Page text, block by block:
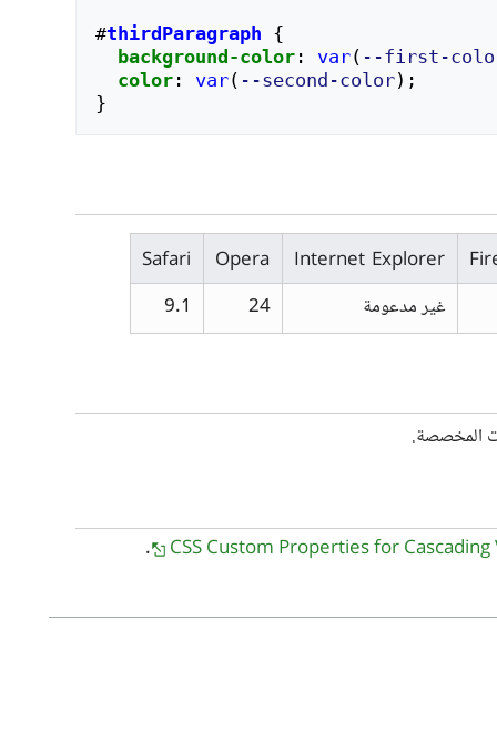
#thirdParagraph {
background-color: var( --first-
color: var( --second-color);
}
Internet Explorer
Opera
Safari
غير مدعومة 24
9.1
المخصصة.
CSS Custom Properties for
.